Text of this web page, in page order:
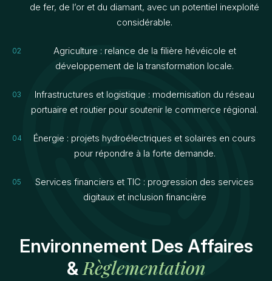
de fer, de l’or et du diamant, avec un potentiel inexploité
considérable.
Agriculture : relance de la filière hévéicole et
développement de la transformation locale.
Infrastructures et logistique : modernisation du réseau
portuaire et routier pour soutenir le commerce régional.
Énergie : projets hydroélectriques et solaires en cours
pour répondre à la forte demande.
Services financiers et TIC : progression des services
digitaux et inclusion financière
Environnement Des Affaires
&Règlementation